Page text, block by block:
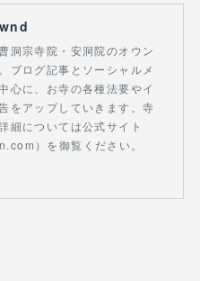
洞宗寺院・安洞院のオウン
ブログ記事とソーシャルメ
心に、お寺の各種法要やイ
をアップしていきます。寺
細については公式サイト
）を御覧ください。